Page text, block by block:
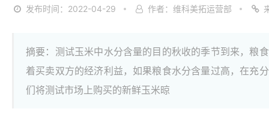
发布时间：2022-04-29 作者：维科美拓运营部
摘要：测试玉米中水分含量的目的秋收的季节到来，粮
着买卖双方的经济利益，如果粮食水分含量过高，在充
们将测试市场上购买的新鲜玉米晾